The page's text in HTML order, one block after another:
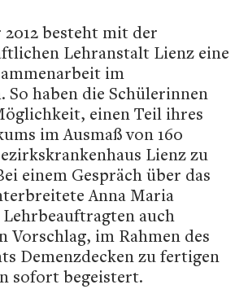
2012 besteht mit der
Lehranstalt Lienz eine
im
So haben die Schülerinnen
einen Teil ihres
im Ausmaß von 160
Lienz zu
einem Gespräch über das
Anna Maria
auch
Vorschlag, im Rahmen des
Demenzdecken zu fertigen
sofort begeistert.